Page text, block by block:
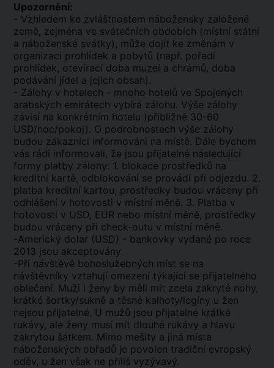
Upozornění:
- Vzhledem ke zvláštnostem nábožensky založené
země, zejména ve svátečních obdobích (místní státní
a náboženské svátky), může dojít ke změnám v
organizaci prohlídek a pobytů (např. pořadí
prohlídek, otevírací doba muzeí a chrámů, doba
podávání jídel a jejich obsah).
- Zálohy v hotelech - mnoho hotelů ve Spojených
arabských emirátech vybírá zálohu. Výše zálohy
závisí na konkrétním hotelu (přibližně 30-60
USD/noc/pokoj). O podrobnostech výše zálohy
budou zákazníci informováni na místě. Dále bychom
vás rádi informovali, že jsou přijatelné následující
formy platby zálohy: 1. blokace prostředků na
kreditní kartě, odblokování se provádí při odjezdu. 2.
platba kreditní kartou, prostředky budou vráceny při
odhlášení v hotovosti v místní měně. 3. Platba v
hotovosti v USD, EUR nebo místní měně, prostředky
budou vráceny při check-outu v místní měně.
-Americký dolar (USD) - bankovky vydané po roce
2013 jsou akceptovány.
-Při návštěvě bohoslužebných míst se na
návštěvníky vztahují omezení týkající se přijatelného
oblečení. Muži i ženy by měli mít zcela zakryté nohy,
krátké šortky/sukně a těsné kalhoty/legíny u žen
nejsou přijatelné. U mužů jsou přijatelné krátké
rukávy, ale ženy musí mít dlouhé rukávy a hlavu
zakrytou šátkem. Mimo mešity a jiná místa
náboženských obřadů je povolen tradiční evropský
oděv, u žen však ne příliš vyzývavý.